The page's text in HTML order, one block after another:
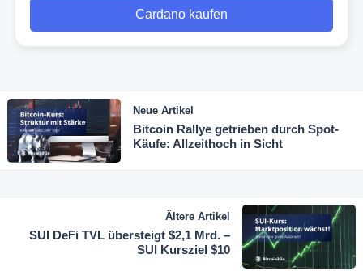
Cardano kaufen
Neue Artikel
Bitcoin Rallye getrieben durch Spot-
Käufe: Allzeithoch in Sicht
Ältere Artikel
SUI DeFi TVL übersteigt $2,1 Mrd. –
SUI Kursziel $10